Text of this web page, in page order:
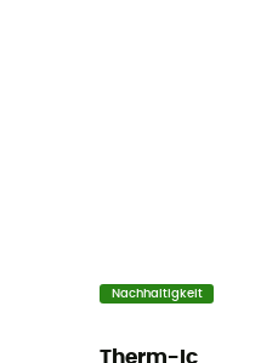
Nachhaltigkeit
Therm-Ic